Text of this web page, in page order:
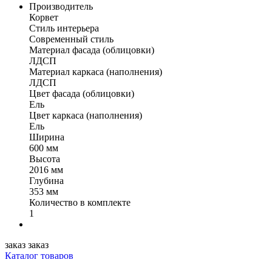
Производитель
Корвет
Стиль интерьера
Современный стиль
Материал фасада (облицовки)
ЛДСП
Материал каркаса (наполнения)
ЛДСП
Цвет фасада (облицовки)
Ель
Цвет каркаса (наполнения)
Ель
Ширина
600 мм
Высота
2016 мм
Глубина
353 мм
Количество в комплекте
1
заказ заказ
Каталог товаров